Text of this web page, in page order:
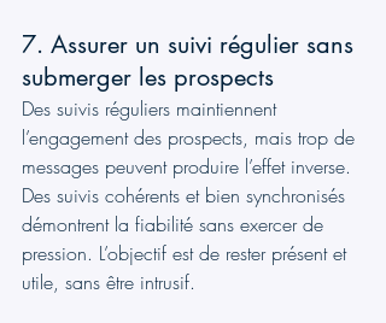
7. Assurer un suivi régulier sans
submerger les prospects
Des suivis réguliers maintiennent
l’engagement des prospects, mais trop de
messages peuvent produire l’effet inverse.
Des suivis cohérents et bien synchronisés
démontrent la fiabilité sans exercer de
pression. L’objectif est de rester présent et
utile, sans être intrusif.